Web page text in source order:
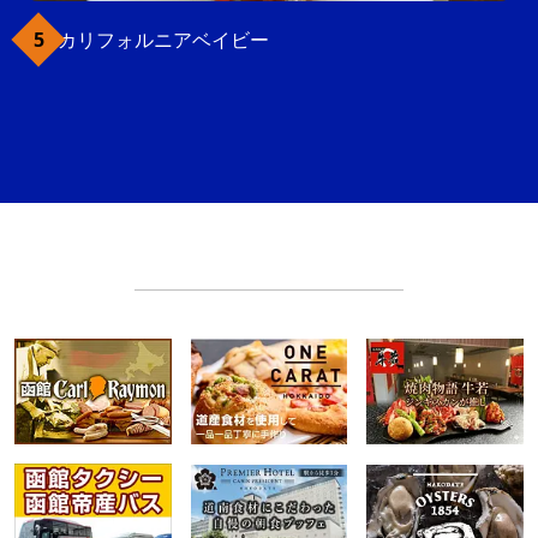
カリフォルニアベイビー